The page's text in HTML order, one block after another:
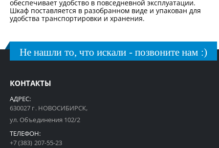
обеспечивает удобство в повседневной эксплуатации.
Шкаф поставляется в разобранном виде и упакован для
удобства транспортировки и хранения.
Не нашли то, что искали - позвоните нам :)
КОНТАКТЫ
АДРЕС:
630027 г. НОВОСИБИРСК,
ул. Объединения 102/2
ТЕЛЕФОН:
+7 (383) 207-55-23